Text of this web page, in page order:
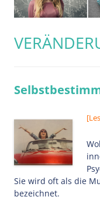
Sie wird oft als die
bezeichnet.